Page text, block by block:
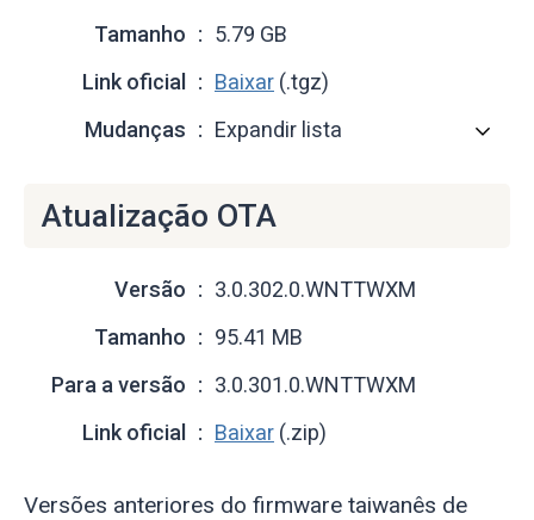
Tamanho
5.79 GB
Link oficial
Baixar (.tgz)
Mudanças
Expandir lista
Atualização OTA
Versão
3.0.302.0.WNTTWXM
Tamanho
95.41 MB
Para a versão
3.0.301.0.WNTTWXM
Link oficial
Baixar (.zip)
Versões anteriores do firmware taiwanês de